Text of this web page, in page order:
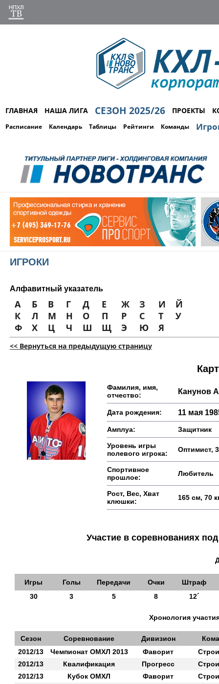
ГЛАВНАЯ НАША ЛИГА СЕЗОН 2025/26 ПРОЕКТЫ
Расписание Календарь Таблицы Рейтинги Команды
ИГРОКИ
Алфавитный указатель
А Б В Г Д Е Ж З И
Й
К
Л М Н О П Р С Т
У
Ф
Х Ц Ч Ш Щ Э Ю Я
<< Вернуться на предыдущую страницу
Фамилия, имя,
отчество:
Канунов
Дата рождения: 11 мая
Амплуа: Защитник
Уровень игры
полевого игрока:
Оптимист,
Спортивное
прошлое:
Любитель
Рост, Вес, Хват
клюшки:
165 см, 70
Участие в соревнованиях
Игры Голы Передачи Очки
Штраф
30
3 5 8 12´
Хронология
Сезон Соревнование Дивизион
2012/13
Чемпионат ОМХЛ 2013 Фаворит
2012/13
Квалификация Прогресс
2012/13
Кубок ОМХЛ Фаворит